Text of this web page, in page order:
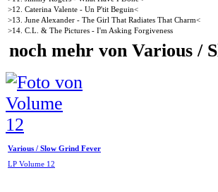
>12. Caterina Valente - Un P'tit Beguin<
>13. June Alexander - The Girl That Radiates That Charm<
>14. C.L. & The Pictures - I'm Asking Forgiveness
noch mehr von Various /
Various / Slow Grind Fever
LP Volume 12